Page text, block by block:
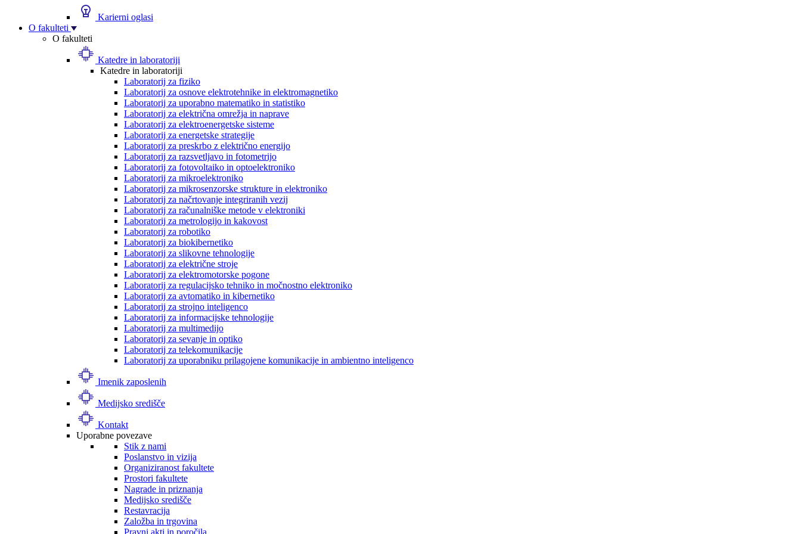
Karierni oglasi
O fakulteti
O fakulteti
Katedre in laboratoriji
Katedre in laboratoriji
Laboratorij za fiziko
Laboratorij za osnove elektrotehnike in elektromagnetiko
Laboratorij za uporabno matematiko in statistiko
Laboratorij za električna omrežja in naprave
Laboratorij za elektroenergetske sisteme
Laboratorij za energetske strategije
Laboratorij za preskrbo z električno energijo
Laboratorij za razsvetljavo in fotometrijo
Laboratorij za fotovoltaiko in optoelektroniko
Laboratorij za mikroelektroniko
Laboratorij za mikrosenzorske strukture in elektroniko
Laboratorij za načrtovanje integriranih vezij
Laboratorij za računalniške metode v elektroniki
Laboratorij za metrologijo in kakovost
Laboratorij za robotiko
Laboratorij za biokibernetiko
Laboratorij za slikovne tehnologije
Laboratorij za električne stroje
Laboratorij za elektromotorske pogone
Laboratorij za regulacijsko tehniko in močnostno elektroniko
Laboratorij za avtomatiko in kibernetiko
Laboratorij za strojno inteligenco
Laboratorij za informacijske tehnologije
Laboratorij za multimedijo
Laboratorij za sevanje in optiko
Laboratorij za telekomunikacije
Laboratorij za uporabniku prilagojene komunikacije in ambientno inteligenco
Imenik zaposlenih
Medijsko središče
Kontakt
Uporabne povezave
Stik z nami
Poslanstvo in vizija
Organiziranost fakultete
Prostori fakultete
Nagrade in priznanja
Medijsko središče
Restavracija
Založba in trgovina
Pravni akti in poročila